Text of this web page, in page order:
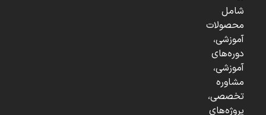
شامل
محصولات
آموزشی،
دوره‌های
آموزشی،
مشاوره
تخصصی،
پروژه‌های